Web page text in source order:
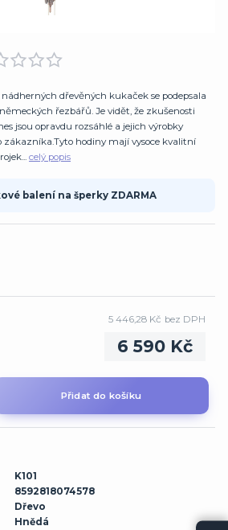
dřevěných kukaček se podepsala
řezbářů. Je vidět, že zkušenosti
jsou opravdu rozsáhlé a jejich výrobky
zákazníka.Tyto hodiny mají vysoce kvalitní
celý popis
balení na šperky ZDARMA
6 590 Kč
5 446,28 Kč bez DPH
Přidat do košíku
K101
8592818074578
Dřevo
Hnědá